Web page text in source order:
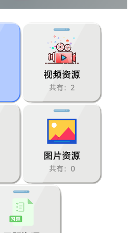
视频资源
共有：2
图片资源
共有：0